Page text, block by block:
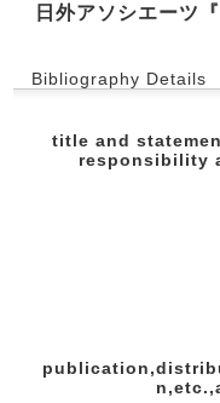
日外アソシエーツ
Bibliography Details
title and
responsibility